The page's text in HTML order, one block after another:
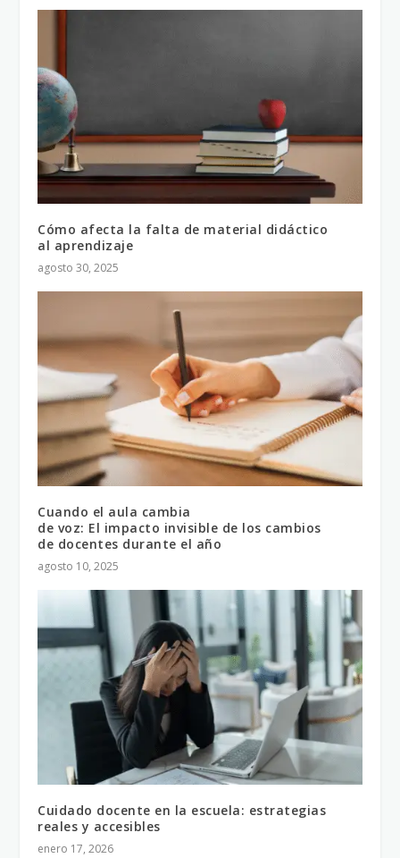
Cómo afecta la falta de material didáctico
al aprendizaje
agosto 30, 2025
Cuando el aula cambia
de voz: El impacto invisible de los cambios
de docentes durante el año
agosto 10, 2025
Cuidado docente en la escuela: estrategias
reales y accesibles
enero 17, 2026